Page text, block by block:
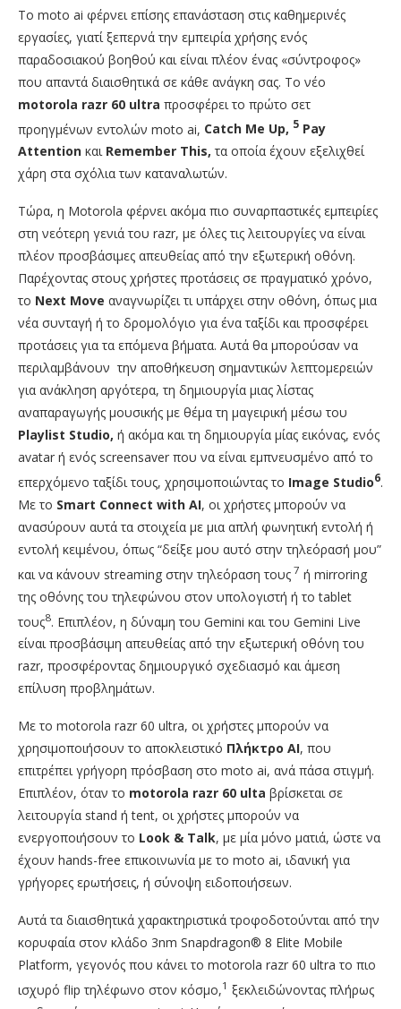
Το moto ai φέρνει επίσης επανάσταση στις καθημερινές
εργασίες, γιατί ξεπερνά την εμπειρία χρήσης ενός
παραδοσιακού βοηθού και είναι πλέον ένας «σύντροφος»
που απαντά διαισθητικά σε κάθε ανάγκη σας. Το νέο
motorola razr 60 ultra προσφέρει το πρώτο σετ
προηγμένων εντολών moto ai, Catch Me Up, 5 Pay
Attention καιRemember This, τα οποία έχουν εξελιχθεί
χάρη στα σχόλια των καταναλωτών.
Τώρα, η Motorola φέρνει ακόμα πιο συναρπαστικές εμπειρίες
στη νεότερη γενιά του razr, με όλες τις λειτουργίες να είναι
πλέον προσβάσιμες απευθείας από την εξωτερική οθόνη.
Παρέχοντας στους χρήστες προτάσεις σε πραγματικό χρόνο,
το Next Move αναγνωρίζει τι υπάρχει στην οθόνη, όπως μια
νέα συνταγή ή το δρομολόγιο για ένα ταξίδι και προσφέρει
προτάσεις για τα επόμενα βήματα. Αυτά θα μπορούσαν να
περιλαμβάνουν την αποθήκευση σημαντικών λεπτομερειών
για ανάκληση αργότερα, τη δημιουργία μιας λίστας
αναπαραγωγής μουσικής με θέμα τη μαγειρική μέσω του
Playlist Studio, ή ακόμα και τη δημιουργία μίας εικόνας, ενός
avatar ή ενός screensaver που να είναι εμπνευσμένο από το
επερχόμενο ταξίδι τους, χρησιμοποιώντας το Image Studio6.
Με το Smart Connect with AI, οι χρήστες μπορούν να
ανασύρουν αυτά τα στοιχεία με μια απλή φωνητική εντολή ή
εντολή κειμένου, όπως “δείξε μου αυτό στην τηλεόρασή μου”
και να κάνουν streaming στην τηλεόραση τους 7 ή mirroring
της οθόνης του τηλεφώνου στον υπολογιστή ή το tablet
τους8. Επιπλέον, η δύναμη του Gemini και του Gemini Live
είναι προσβάσιμη απευθείας από την εξωτερική οθόνη του
razr, προσφέροντας δημιουργικό σχεδιασμό και άμεση
επίλυση προβλημάτων.
Με το motorola razr 60 ultra, οι χρήστες μπορούν να
χρησιμοποιήσουν το αποκλειστικό Πλήκτρο AI, που
επιτρέπει γρήγορη πρόσβαση στο moto ai, ανά πάσα στιγμή.
Επιπλέον, όταν το motorola razr 60 ulta βρίσκεται σε
λειτουργία stand ή tent, οι χρήστες μπορούν να
ενεργοποιήσουν το Look & Talk, με μία μόνο ματιά, ώστε να
έχουν hands-free επικοινωνία με το moto ai, ιδανική για
γρήγορες ερωτήσεις, ή σύνοψη ειδοποιήσεων.
Αυτά τα διαισθητικά χαρακτηριστικά τροφοδοτούνται από την
κορυφαία στον κλάδο 3nm Snapdragon® 8 Elite Mobile
Platform, γεγονός που κάνει το motorola razr 60 ultra το πιο
ισχυρό flip τηλέφωνο στον κόσμο,1 ξεκλειδώνοντας πλήρως